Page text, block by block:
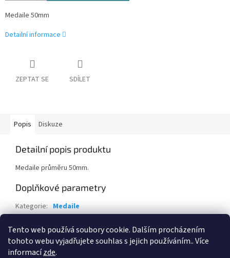
Tento web používá soubory cookie. Dalším procházením
tohoto webu vyjadřujete souhlas s jejich používáním.. Více
informacízde.
Medaile 50mm
Detailní informace
ZEPTAT SE SDÍLET
Popis Diskuze
Detailní popis produktu
Medaile průměru 50mm.
Doplňkové parametry
Kategorie: Medaile
Potisk: - bez potisku